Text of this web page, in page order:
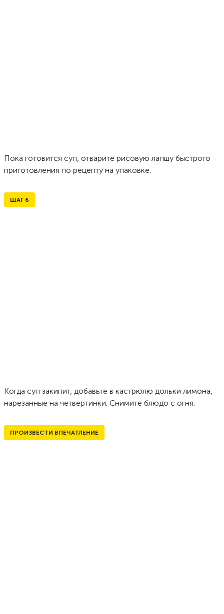
Пока готовится суп, отварите рисовую лапшу быстрого
приготовления по рецепту на упаковке.
ШАГ 6
Когда суп закипит, добавьте в кастрюлю дольки лимона,
нарезанные на четвертинки. Снимите блюдо с огня.
ПРОИЗВЕСТИ ВПЕЧАТЛЕНИЕ